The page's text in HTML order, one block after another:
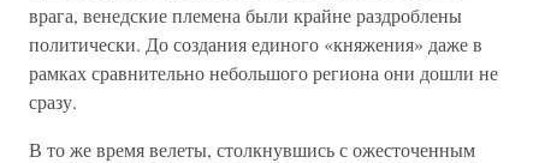
врага, венедские племена были крайне раздроблены
политически. До создания единого «княжения» даже в
рамках сравнительно небольшого региона они дошли не
сразу.
В то же время велеты, столкнувшись с ожесточенным